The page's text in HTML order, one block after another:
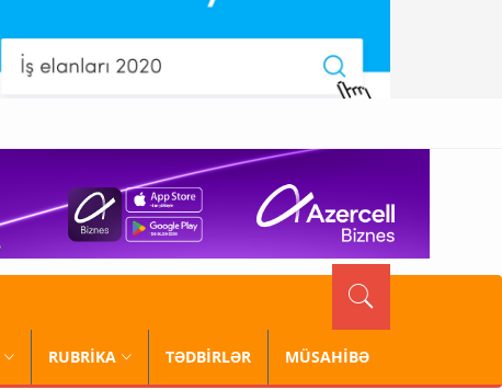
RUBRİKA TƏDBİRLƏR MÜSAHİBƏ